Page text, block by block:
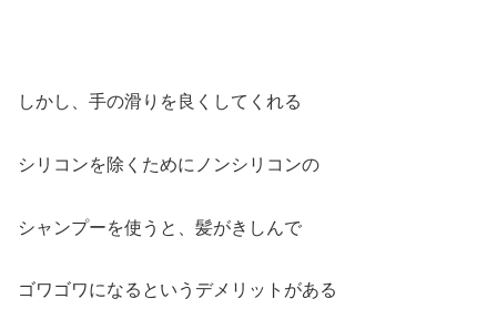
しかし、手の滑りを良くしてくれる
シリコンを除くためにノンシリコンの
シャンプーを使うと、髪がきしんで
ゴワゴワになるというデメリットがある